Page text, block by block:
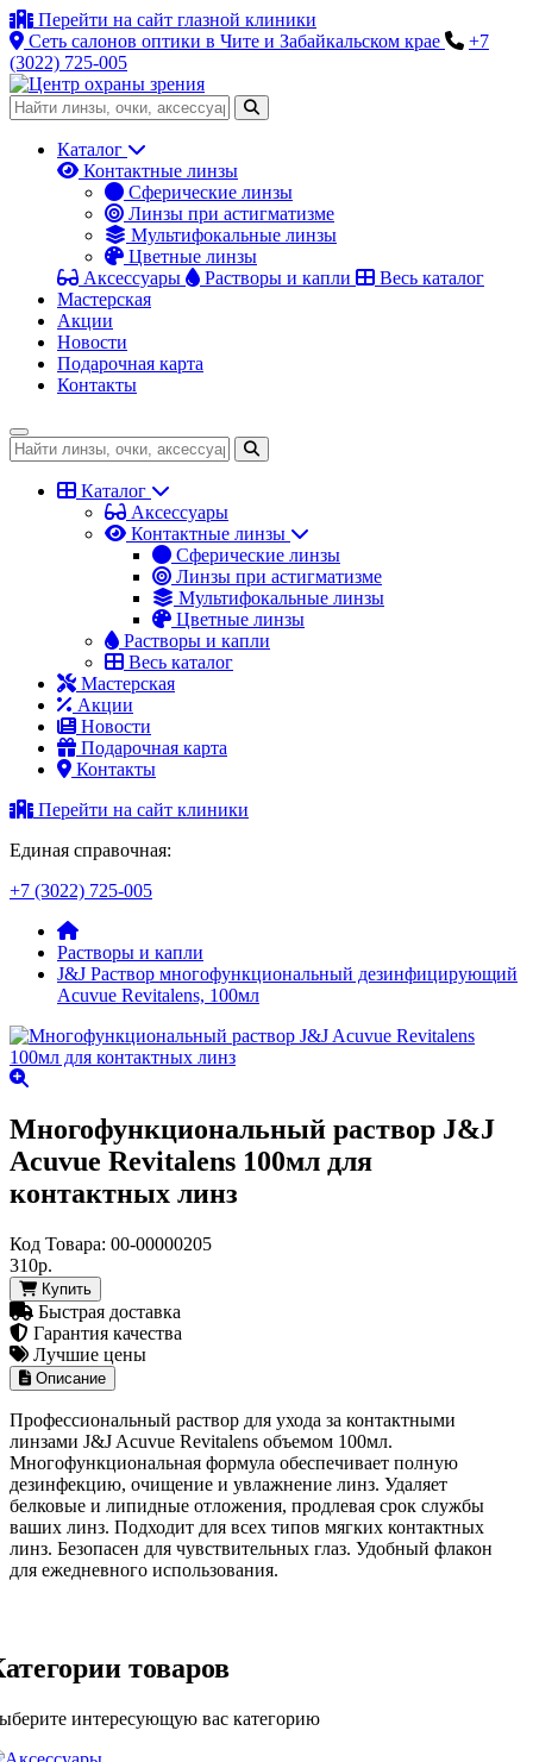
Перейти на сайт глазной клиники
Сеть салонов оптики в Чите и Забайкальском крае
+7
(3022) 725-005
Каталог
Контактные линзы
Сферические линзы
Линзы при астигматизме
Мультифокальные линзы
Цветные линзы
Аксессуары
Растворы и капли
Весь каталог
Мастерская
Акции
Новости
Подарочная карта
Контакты
Каталог
Аксессуары
Контактные линзы
Сферические линзы
Линзы при астигматизме
Мультифокальные линзы
Цветные линзы
Растворы и капли
Весь каталог
Мастерская
Акции
Новости
Подарочная карта
Контакты
Перейти на сайт клиники
Единая справочная:
+7 (3022) 725-005
Растворы и капли
J&J Раствор многофункциональный дезинфицирующий
Acuvue Revitalens, 100мл
Многофункциональный раствор J&J
Acuvue Revitalens 100мл для
контактных линз
Код Товара: 00-00000205
310р.
Купить
Быстрая доставка
Гарантия качества
Лучшие цены
Описание
Профессиональный раствор для ухода за контактными
линзами J&J Acuvue Revitalens объемом 100мл.
Многофункциональная формула обеспечивает полную
дезинфекцию, очищение и увлажнение линз. Удаляет
белковые и липидные отложения, продлевая срок службы
ваших линз. Подходит для всех типов мягких контактных
линз. Безопасен для чувствительных глаз. Удобный флакон
для ежедневного использования.
товаров
интересующую вас категорию